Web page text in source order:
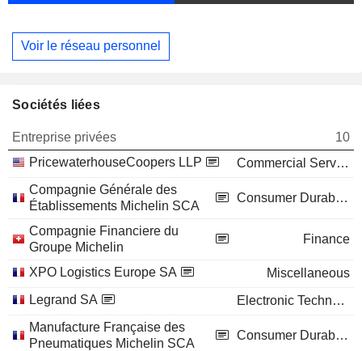
Voir le réseau personnel
Sociétés liées
Entreprise privées
10
PricewaterhouseCoopers LLP
Commercial Services
Compagnie Générale des
Établissements Michelin SCA
Consumer Durables
Compagnie Financiere du
Groupe Michelin
Finance
XPO Logistics Europe SA
Miscellaneous
Legrand SA
Electronic Technology
Manufacture Française des
Pneumatiques Michelin SCA
Consumer Durables